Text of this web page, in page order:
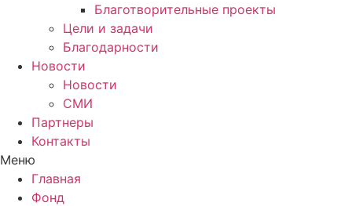
Благотворительные проекты
Цели и задачи
Благодарности
Новости
Новости
СМИ
Партнеры
Контакты
Меню
Главная
Фонд